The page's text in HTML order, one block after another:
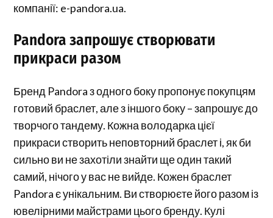
компанії: e-pandora.ua.
Pandora запрошує створювати
прикраси разом
Бренд Pandora з одного боку пропонує покупцям
готовий браслет, але з іншого боку – запрошує до
творчого тандему. Кожна володарка цієї
прикраси створить неповторний браслет і, як би
сильно ви не захотіли знайти ще один такий
самий, нічого у вас не вийде. Кожен браслет
Pandora є унікальним. Ви створюєте його разом із
ювелірними майстрами цього бренду. Кулі